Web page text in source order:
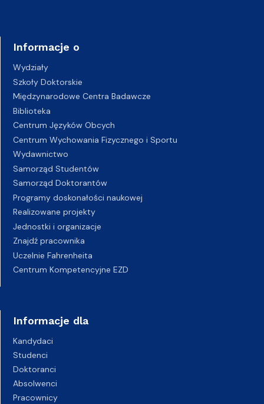
Informacje o
Wydziały
Szkoły Doktorskie
Międzynarodowe Centra Badawcze
Biblioteka
Centrum Języków Obcych
Centrum Wychowania Fizycznego i Sportu
Wydawnictwo
Samorząd Studentów
Samorząd Doktorantów
Programy doskonałości naukowej
Realizowane projekty
Jednostki i organizacje
Znajdź pracownika
Uczelnie Fahrenheita
Centrum Kompetencyjne EZD
Informacje dla
Kandydaci
Studenci
Doktoranci
Absolwenci
Pracownicy